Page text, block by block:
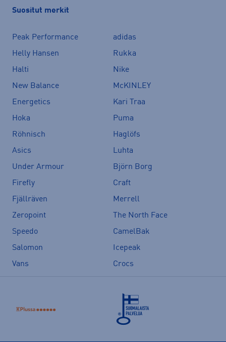
Suositut merkit
Peak Performance
adidas
Helly Hansen
Rukka
Halti
Nike
New Balance
McKINLEY
Energetics
Kari Traa
Hoka
Puma
Röhnisch
Haglöfs
Asics
Luhta
Under Armour
Björn Borg
Firefly
Craft
Fjällräven
Merrell
Zeropoint
The North Face
Speedo
CamelBak
Salomon
Icepeak
Vans
Crocs